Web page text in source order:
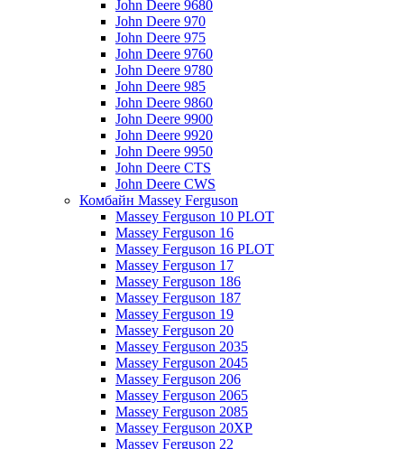
John Deere 9680
John Deere 970
John Deere 975
John Deere 9760
John Deere 9780
John Deere 985
John Deere 9860
John Deere 9900
John Deere 9920
John Deere 9950
John Deere CTS
John Deere CWS
Комбайн Massey Ferguson
Massey Ferguson 10 PLOT
Massey Ferguson 16
Massey Ferguson 16 PLOT
Massey Ferguson 17
Massey Ferguson 186
Massey Ferguson 187
Massey Ferguson 19
Massey Ferguson 20
Massey Ferguson 2035
Massey Ferguson 2045
Massey Ferguson 206
Massey Ferguson 2065
Massey Ferguson 2085
Massey Ferguson 20XP
Massey Ferguson 22